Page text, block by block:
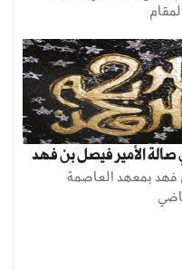
صالة الأمير فيصل بن فهد
فهد بمعهد العاصمة